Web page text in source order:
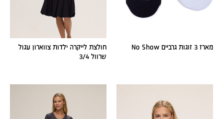
מארז 3 זוגות גרביים No Show
חולצת לייקרה ילדות צווארון עגול
שרוול 3/4